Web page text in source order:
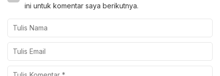
ini untuk komentar saya berikutnya.